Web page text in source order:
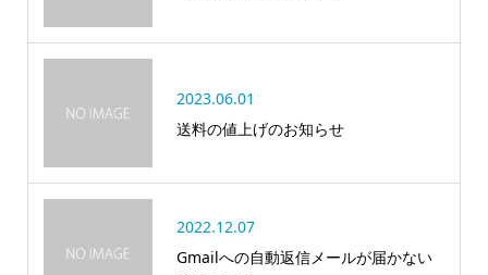
2023.06.01
送料の値上げのお知らせ
2022.12.07
Gmailへの自動返信メールが届かない